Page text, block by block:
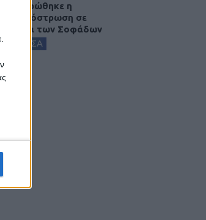
η
ασφαλτόστρωση σε
τμήματα των Σοφάδων